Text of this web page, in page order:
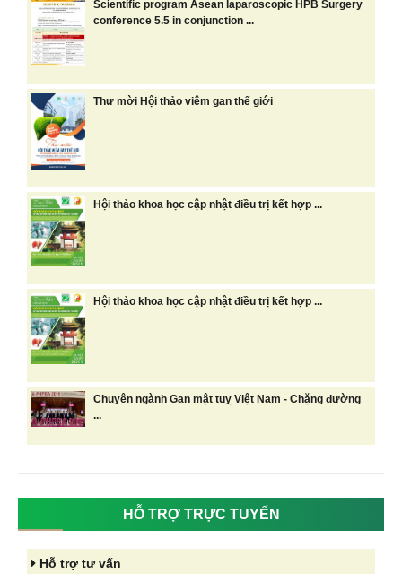
Scientific program Asean laparoscopic HPB Surgery
conference 5.5 in conjunction ...
Thư mời Hội thảo viêm gan thế giới
Hội thảo khoa học cập nhật điều trị kết hợp ...
Hội thảo khoa học cập nhật điều trị kết hợp ...
Chuyên ngành Gan mật tuỵ Việt Nam - Chặng đường
...
HỖ TRỢ TRỰC TUYẾN
Hỗ trợ tư vấn